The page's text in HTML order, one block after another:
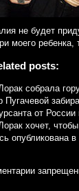
не будет
моего
posts:
собрала
Пугачевой
от
хочет,
опубликована в